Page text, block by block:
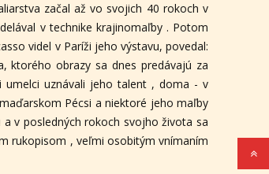
začal až vo svojich 40 rokoch v
v technike krajinomaľby . Potom
videl v Paríži jeho výstavu, povedal:
ktorého obrazy sa dnes predávajú za
umelci uznávali jeho talent , doma - v
Pécsi a niektoré jeho maľby
v posledných rokoch svojho života sa
rukopisom , veľmi osobitým vnímaním